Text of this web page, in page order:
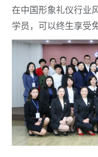
在中国形象礼仪行业
学员，可以终生享受